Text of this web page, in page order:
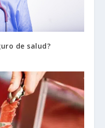
de salud?